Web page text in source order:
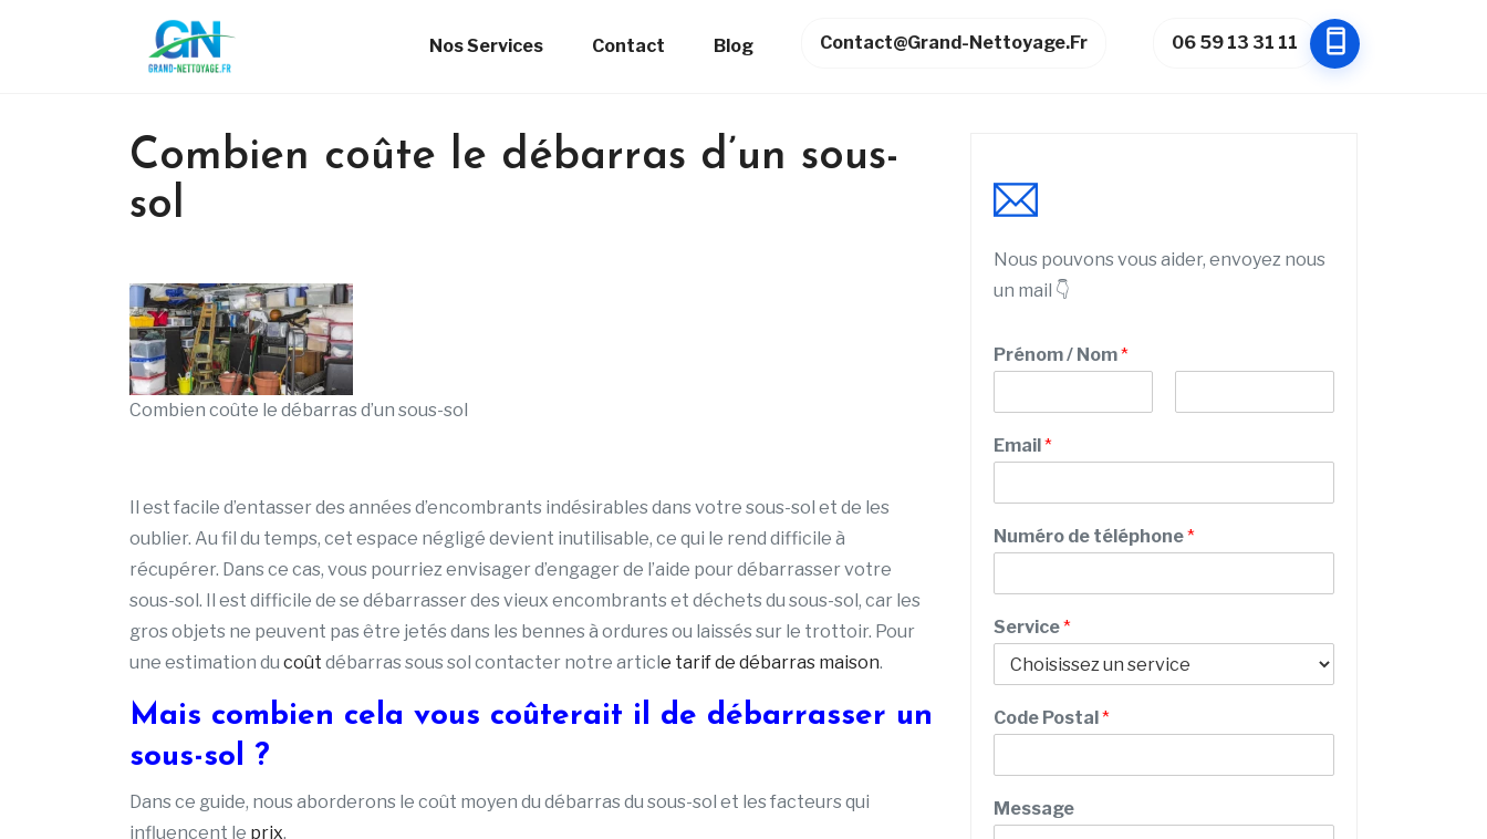
Nos Services Contact Blog Contact@grand-Nettoyage.fr 06 59 13 31 11
Combien coûte le débarras d’un sous-
sol
Combien coûte le débarras d’un sous-sol
Il est facile d’entasser des années d’encombrants indésirables dans votre sous-sol et de les
oublier. Au fil du temps, cet espace négligé devient inutilisable, ce qui le rend difficile à
récupérer. Dans ce cas, vous pourriez envisager d’engager de l’aide pour débarrasser votre
sous-sol. Il est difficile de se débarrasser des vieux encombrants et déchets du sous-sol, car les
gros objets ne peuvent pas être jetés dans les bennes à ordures ou laissés sur le trottoir. Pour
une estimation du coût débarras sous sol contacter notre article tarif de débarras maison.
Mais combien cela vous coûterait il de débarrasser un
sous-sol ?
Dans ce guide, nous aborderons le coût moyen du débarras du sous-sol et les facteurs qui
influencent le prix.
Nous pouvons vous aider, envoyez nous
un mail 👇
N
u
é
o
o
t
é
h
o
Prénom / Nom*
r
é
m
Email*
Numéro de téléphone*
Service*
Code Postal*
Message